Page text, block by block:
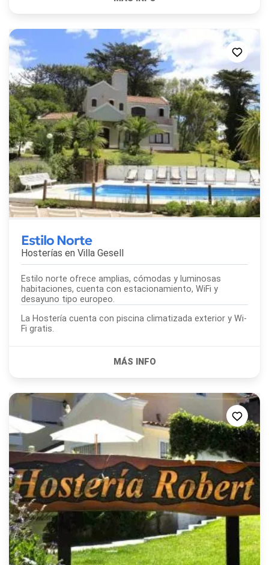
Estilo Norte
Hosterías en Villa Gesell
Estilo norte ofrece amplias, cómodas y luminosas
habitaciones, cuenta con estacionamiento, WiFi y
desayuno tipo europeo.
La Hostería cuenta con piscina climatizada exterior y Wi-
Fi gratis.